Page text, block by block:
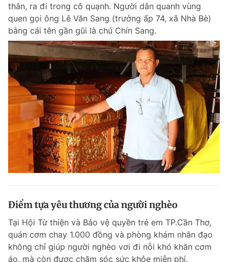
thân, ra đi trong cô quạnh. Người dân quanh vùng
quen gọi ông Lê Văn Sang (trưởng ấp 74, xã Nhà Bè)
bằng cái tên gần gũi là chú Chín Sang.
Điểm tựa yêu thương của người nghèo
Tại Hội Từ thiện và Bảo vệ quyền trẻ em TP.Cần Thơ,
quán cơm chay 1.000 đồng và phòng khám nhân đạo
không chỉ giúp người nghèo vơi đi nỗi khó khăn cơm
áo, mà còn được chăm sóc sức khỏe miễn phí.